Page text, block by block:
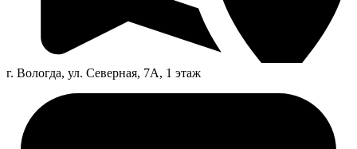
г. Вологда, ул. Северная, 7А, 1 этаж